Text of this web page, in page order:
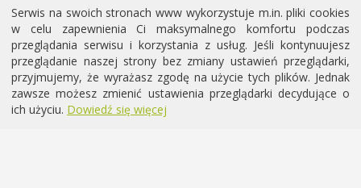
Serwis na swoich stronach www wykorzystuje m.in. pliki cookies
w celu zapewnienia Ci maksymalnego komfortu podczas
przeglądania serwisu i korzystania z usług. Jeśli kontynuujesz
przeglądanie naszej strony bez zmiany ustawień przeglądarki,
przyjmujemy, że wyrażasz zgodę na użycie tych plików. Jednak
zawsze możesz zmienić ustawienia przeglądarki decydujące o
ich użyciu. Dowiedź się więcej